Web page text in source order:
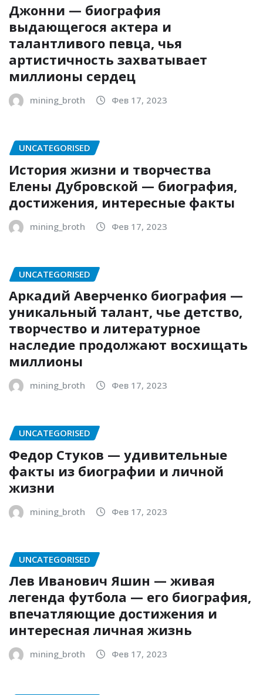
Джонни — биография
выдающегося актера и
талантливого певца, чья
артистичность захватывает
миллионы сердец
mining_broth Фев 17, 2023
UNCATEGORISED
История жизни и творчества
Елены Дубровской — биография,
достижения, интересные факты
mining_broth Фев 17, 2023
UNCATEGORISED
Аркадий Аверченко биография —
уникальный талант, чье детство,
творчество и литературное
наследие продолжают восхищать
миллионы
mining_broth Фев 17, 2023
UNCATEGORISED
Федор Стуков — удивительные
факты из биографии и личной
жизни
mining_broth Фев 17, 2023
UNCATEGORISED
Лев Иванович Яшин — живая
легенда футбола — его биография,
впечатляющие достижения и
интересная личная жизнь
mining_broth Фев 17, 2023